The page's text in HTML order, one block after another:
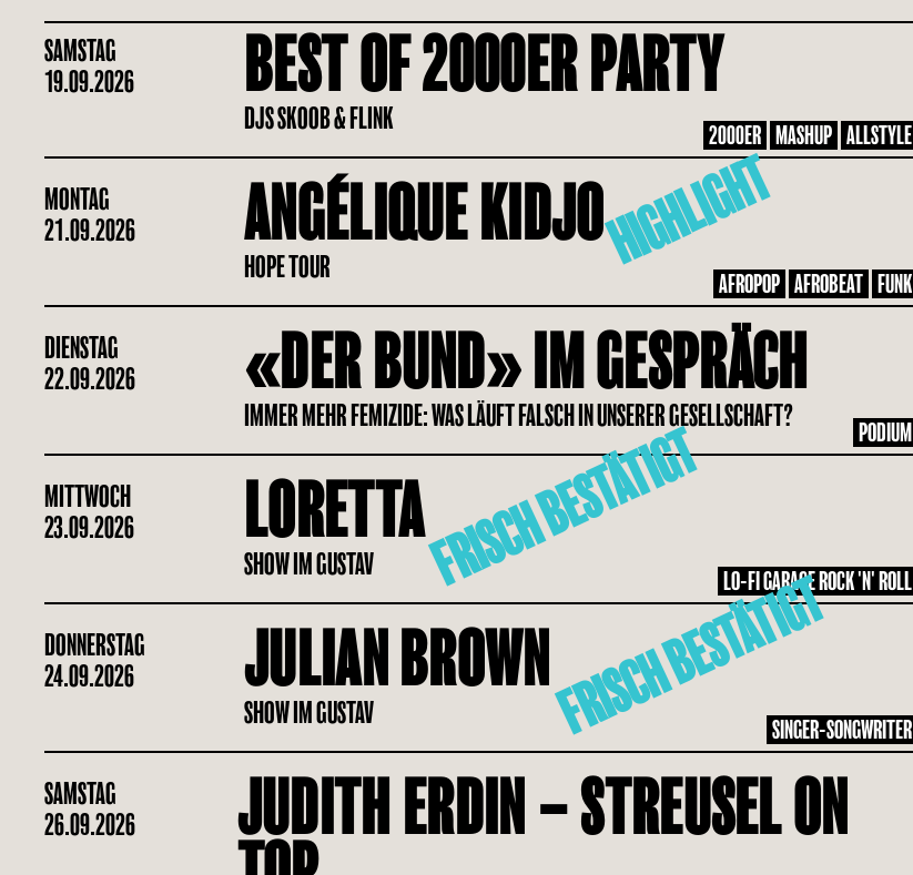
SAMSTAG
19.09.2026
BEST OF 2000ER PARTY
DJS SKOOB & FLINK
2000ER MASHUP ALLSTYLE
MONTAG
21.09.2026
ANGÉLIQUE KIDJO
HOPE TOUR HIGHLIGHT
AFROPOP AFROBEAT FUNK
DIENSTAG
22.09.2026
«DER BUND» IM GESPRÄCH
IMMER MEHR FEMIZIDE: WAS LÄUFT FALSCH IN UNSERER GESELLSCHAFT?
PODIUM
MITTWOCH
23.09.2026
LORETTA
SHOW IM GUSTAV FRISCH BESTÄTIGT LO-FI GARAGE ROCK 'N' ROLL
DONNERSTAG
24.09.2026
JULIAN BROWN
SHOW IM GUSTAV FRISCH BESTÄTIGTSINGER-SONGWRITER
SAMSTAG
26.09.2026
JUDITH ERDIN – STREUSEL ON